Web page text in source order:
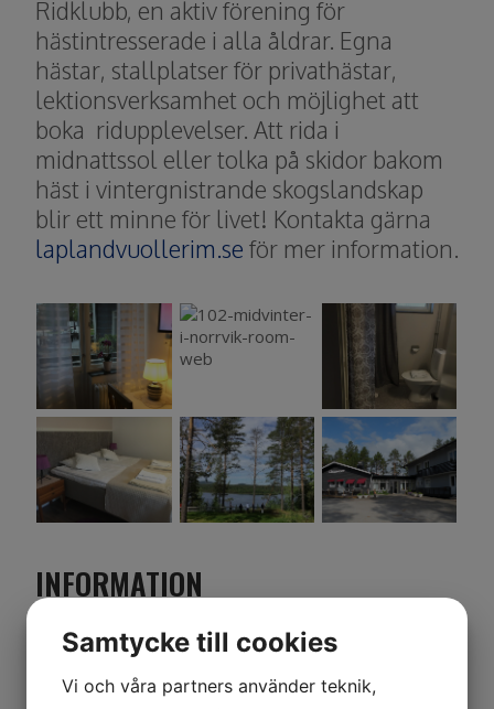
Ridklubb, en aktiv förening för
hästintresserade i alla åldrar. Egna
hästar, stallplatser för privathästar,
lektionsverksamhet och möjlighet att
boka ridupplevelser. Att rida i
midnattssol eller tolka på skidor bakom
häst i vintergnistrande skogslandskap
blir ett minne för livet! Kontakta gärna
laplandvuollerim.se för mer information.
INFORMATION
2 st enkelsängar 90x200cm
TV, skrivplats, sittplatser
Samtycke till cookies
Vi och våra partners använder teknik,